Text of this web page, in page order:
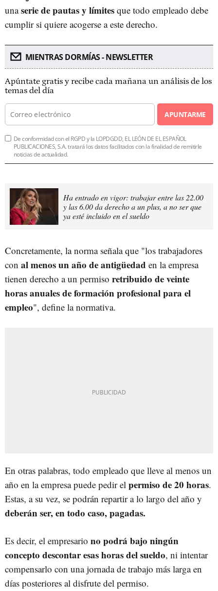
unaserie de pautas y límites que todo empleado debe
cumplir si quiere acogerse a este derecho.
MIENTRAS DORMÍAS - NEWSLETTER
Apúntate gratis y recibe cada mañana un análisis de los
temas del día
APUNTARME
De conformidad con el RGPD y la LOPDGDD, EL LEÓN DE EL ESPAÑOL
PUBLICACIONES, S.A. tratará los datos facilitados con la finalidad de remitirle
noticias de actualidad.
Ha entrado en vigor: trabajar entre las 22.00
y las 6.00 da derecho a un plus, a no ser que
ya esté incluido en el sueldo
Concretamente, la norma señala que "los trabajadores
con al menos un año de antigüedad en la empresa
tienen derecho a un permiso retribuido de veinte
horas anuales de formación profesional para el
empleo", define la normativa.
En otras palabras, todo empleado que lleve al menos un
año en la empresa puede pedir el permiso de 20 horas.
Estas, a su vez, se podrán repartir a lo largo del año y
deberán ser, en todo caso, pagadas.
Es decir, el empresario no podrá bajo ningún
concepto descontar esas horas del sueldo, ni intentar
compensarlo con una jornada de trabajo más larga en
días posteriores al disfrute del permiso.